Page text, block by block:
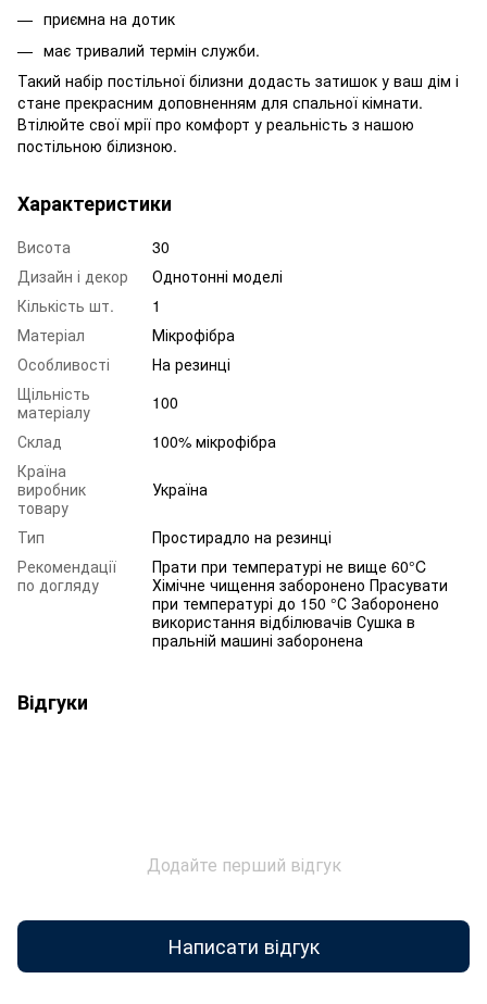
приємна на дотик
має тривалий термін служби.
Такий набір постільної білизни додасть затишок у ваш дім і
стане прекрасним доповненням для спальної кімнати.
Втілюйте свої мрії про комфорт у реальність з нашою
постільною білизною.
Характеристики
Висота
30
Дизайн і декор
Однотонні моделі
Кількість шт.
1
Матеріал
Мікрофібра
Особливості
На резинці
Щільність
матеріалу
100
Склад
100% мікрофібра
Країна
виробник
товару
Україна
Тип
Простирадло на резинці
Рекомендації
по догляду
Прати при температурі не вище 60°C
Хімічне чищення заборонено Прасувати
при температурі до 150 °С Заборонено
використання відбілювачів Сушка в
пральній машині заборонена
Відгуки
Додайте перший відгук
Написати відгук